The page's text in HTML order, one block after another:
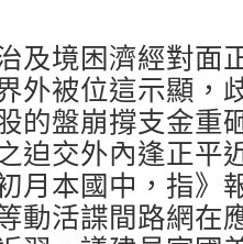
及境困濟經對面
外被位這示顯，
的盤崩撐支金重
迫交外內逢正平
月本國中，指》
動活諜間路網在